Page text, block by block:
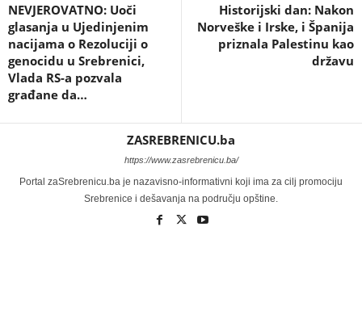
NEVJEROVATNO: Uoči
glasanja u Ujedinjenim
nacijama o Rezoluciji o
genocidu u Srebrenici,
Vlada RS-a pozvala
građane da…
Historijski dan: Nakon
Norveške i Irske, i Španija
priznala Palestinu kao
državu
ZASREBRENICU.ba
https://www.zasrebrenicu.ba/
Portal zaSrebrenicu.ba je nazavisno-informativni koji ima za cilj promociju
Srebrenice i dešavanja na području opštine.